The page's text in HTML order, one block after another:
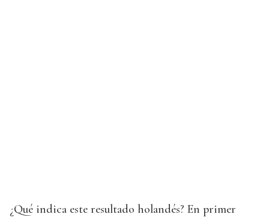
¿Qué indica este resultado holandés? En primer